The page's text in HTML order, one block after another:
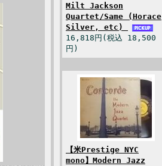
Milt Jackson
Quartet/Same (Horace
Silver, etc)
16,818円(税込 18,500
円)
【米Prestige NYC
mono】Modern Jazz